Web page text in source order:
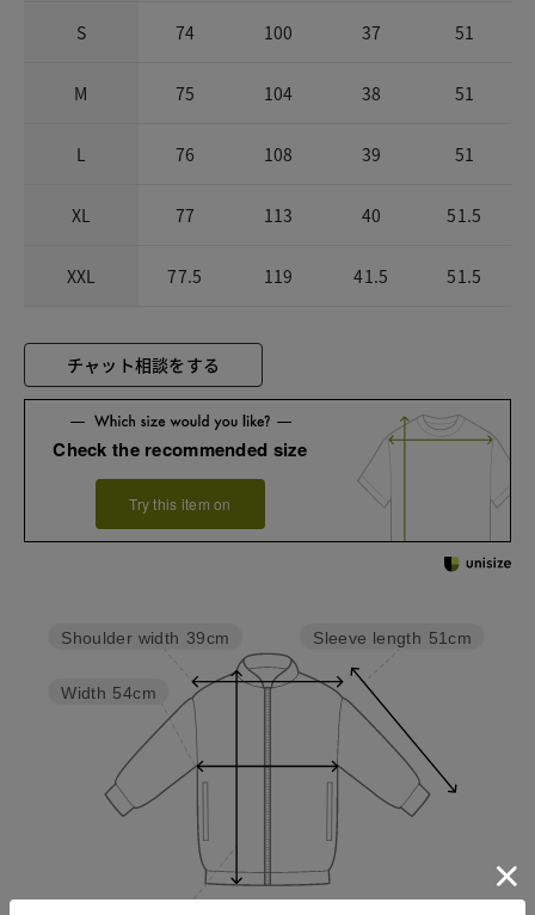
S 74 100 37 51
M 75 104 38 51
L 76 108 39 51
XL 77 113 40 51.5
XXL 77.5 119 41.5 51.5
チャット相談をする
Check the recommended size
Try this item on
Sleeve length 51cm
Width 54cm
Shoulder width 39cm